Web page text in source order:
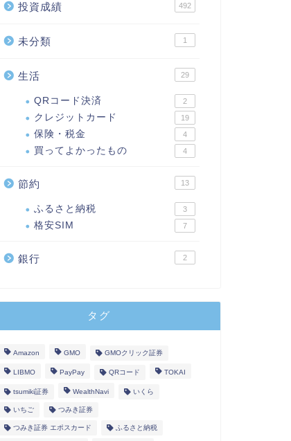
投資成績 492
未分類 1
生活 29
QRコード決済 2
クレジットカード 19
保険・税金 4
買ってよかったもの 4
節約 13
ふるさと納税 3
格安SIM 7
銀行 2
タグ
Amazon GMO GMOクリック証券
LIBMO PayPay QRコード TOKAI
tsumiki証券 WealthNavi いくら
いちご つみき証券
つみき証券 エポスカード ふるさと納税